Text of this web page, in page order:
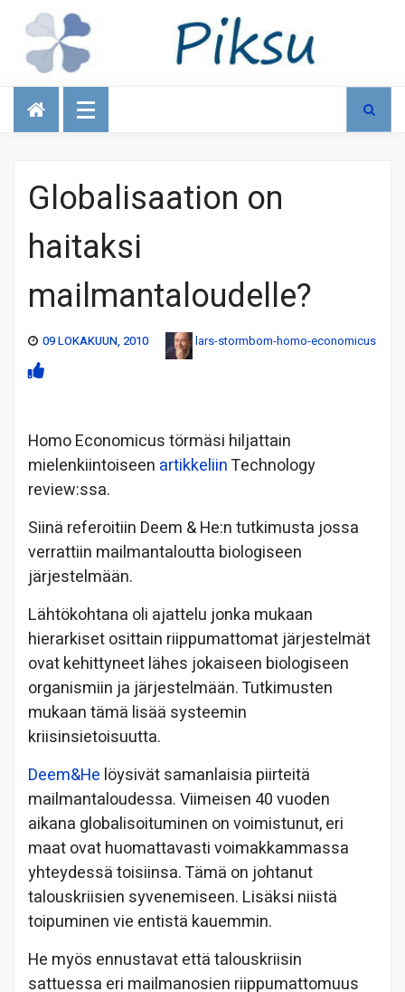
Talous
Globalisaation on
haitaksi
mailmantaloudelle?
09 LOKAKUUN, 2010 lars-stormbom-homo-economicus
Homo Economicus törmäsi hiljattain
mielenkiintoiseen artikkeliinTechnology
review:ssa.
Siinä referoitiin Deem & He:n tutkimusta jossa
verrattiin mailmantaloutta biologiseen
järjestelmään.
Lähtökohtana oli ajattelu jonka mukaan
hierarkiset osittain riippumattomat järjestelmät
ovat kehittyneet lähes jokaiseen biologiseen
organismiin ja järjestelmään. Tutkimusten
mukaan tämä lisää systeemin
kriisinsietoisuutta.
Deem&He löysivät samanlaisia piirteitä
mailmantaloudessa. Viimeisen 40 vuoden
aikana globalisoituminen on voimistunut, eri
maat ovat huomattavasti voimakkammassa
yhteydessä toisiinsa. Tämä on johtanut
talouskriisien syvenemiseen. Lisäksi niistä
toipuminen vie entistä kauemmin.
He myös ennustavat että talouskriisin
sattuessa eri mailmanosien riippumattomuus